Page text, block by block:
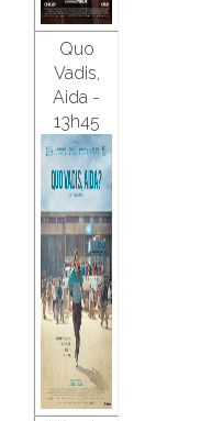
Quo
Vadis,
Aida -
13h45